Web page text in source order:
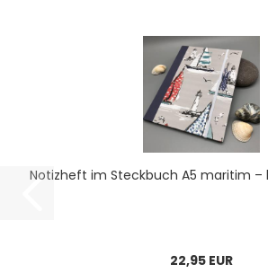
No­tiz­heft im Steck­buch A5 ma­ri­tim –
22,95 EUR